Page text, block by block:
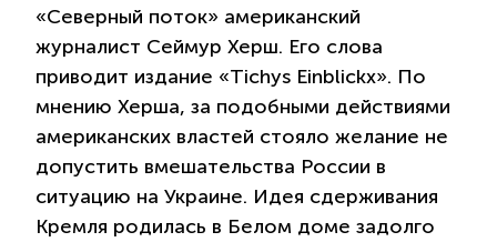
«Северный поток» американский
журналист Сеймур Херш. Его слова
приводит издание «Tichys Einblickx». По
мнению Херша, за подобными действиями
американских властей стояло желание не
допустить вмешательства России в
ситуацию на Украине. Идея сдерживания
Кремля родилась в Белом доме задолго